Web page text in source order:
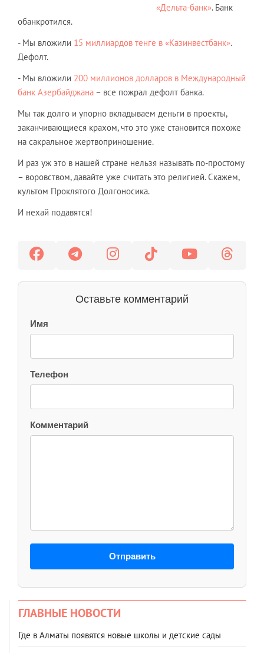
«Дельта-банк». Банк
обанкротился.
- Мы вложили 15 миллиардов тенге в «Казинвестбанк».
Дефолт.
- Мы вложили 200 миллионов долларов в Международный
банк Азербайджана – все пожрал дефолт банка.
Мы так долго и упорно вкладываем деньги в проекты,
заканчивающиеся крахом, что это уже становится похоже
на сакральное жертвоприношение.
И раз уж это в нашей стране нельзя называть по-простому
– воровством, давайте уже считать это религией. Скажем,
культом Проклятого Долгоносика.
И нехай подавятся!
Оставьте комментарий
Имя
Телефон
Комментарий
Отправить
ГЛАВНЫЕ НОВОСТИ
Где в Алматы появятся новые школы и детские сады